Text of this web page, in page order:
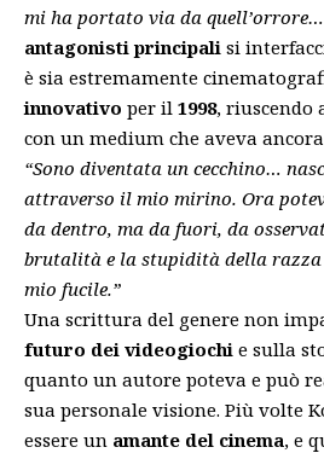
mi ha portato via da
antagonisti principali si
è sia estremamente
innovativo per il 1998, riuscendo
con un medium che aveva
“Sono diventata un cecchino…
attraverso il mio mirino. Ora
da dentro, ma da fuori, da
brutalità e la stupidità della
mio fucile.”
Una scrittura del genere non
futuro dei videogiochi e sulla
quanto un autore poteva e può
sua personale visione. Più volte
essere un amante del cinema, e